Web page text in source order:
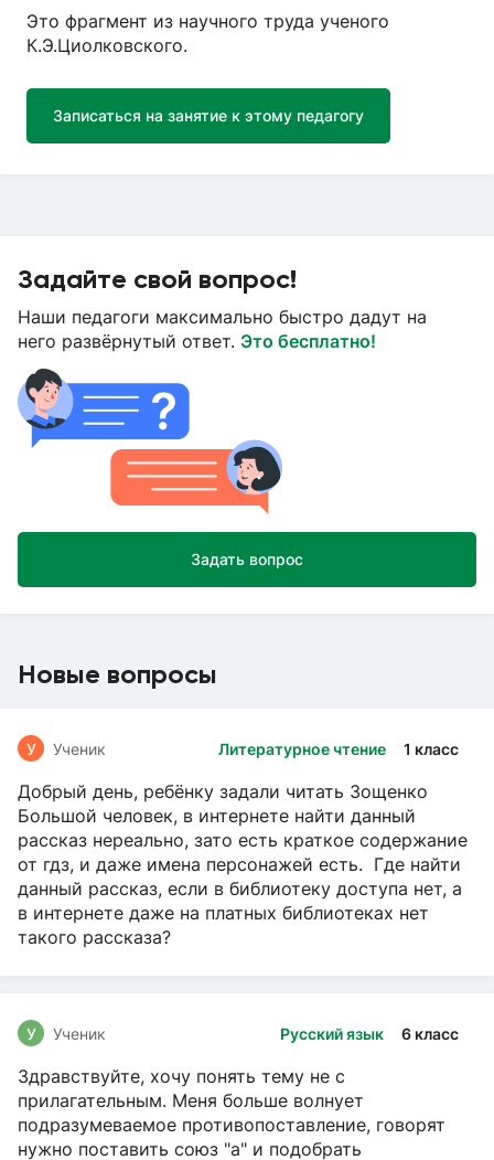
Это фрагмент из научного труда ученого
К.Э.Циолковского.
Записаться на занятие к этому педагогу
Задайте свой вопрос!
Наши педагоги максимально быстро дадут на
него развёрнутый ответ. Это бесплатно!
Задать вопрос
Новые вопросы
Литературное чтение 1 класс
У Ученик
Добрый день, ребёнку задали читать Зощенко
Большой человек, в интернете найти данный
рассказ нереально, зато есть краткое содержание
от гдз, и даже имена персонажей есть. Где найти
данный рассказ, если в библиотеку доступа нет, а
в интернете даже на платных библиотеках нет
такого рассказа?
Русский язык 6 класс
У Ученик
Здравствуйте, хочу понять тему не с
прилагательным. Меня больше волнует
подразумеваемое противопоставление, говорят
нужно поставить союз "а" и подобрать